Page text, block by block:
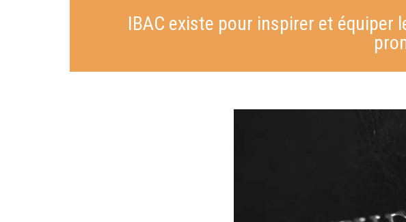
IBAC existe pour inspirer et équiper